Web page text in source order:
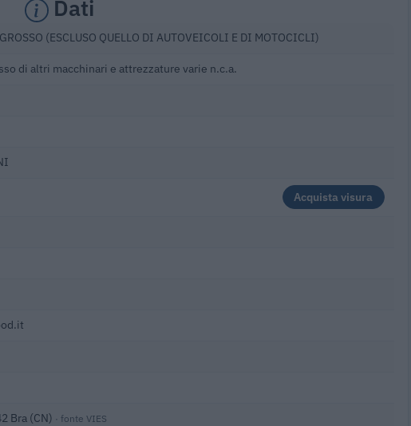
Dati
(ESCLUSO QUELLO DI AUTOVEICOLI E DI MOTOCICLI)
di altri macchinari e attrezzature varie n.c.a.
Acquista visura
Bra (CN) · fonte VIES